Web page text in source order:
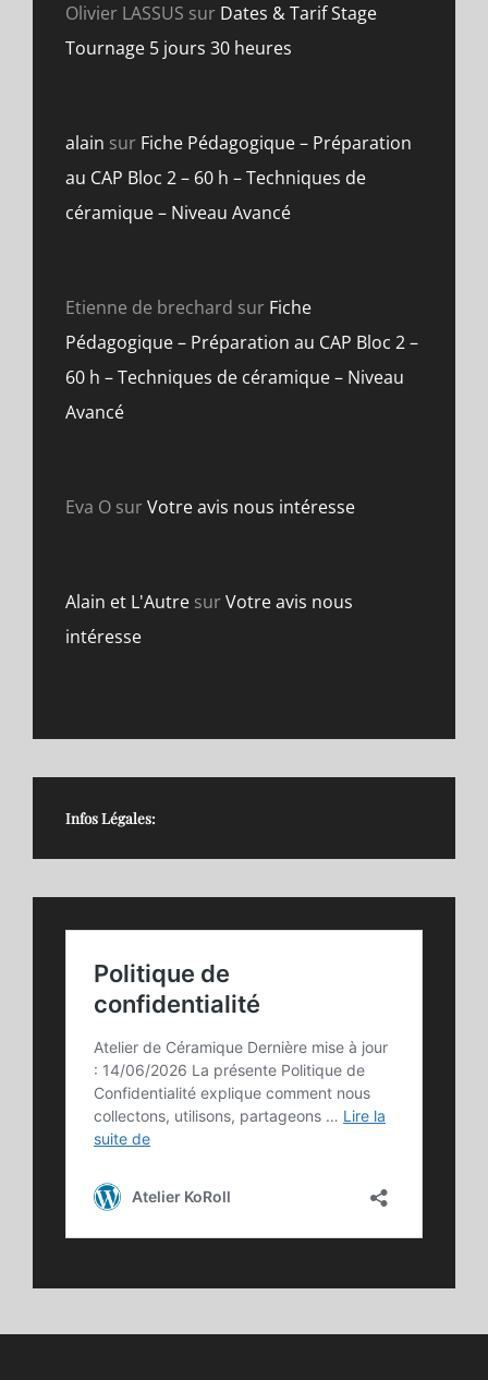
Olivier LASSUS sur Dates & Tarif Stage
Tournage 5 jours 30 heures
alain sur Fiche Pédagogique – Préparation
au CAP Bloc 2 – 60 h – Techniques de
céramique – Niveau Avancé
Etienne de brechard sur Fiche
Pédagogique – Préparation au CAP Bloc 2 –
60 h – Techniques de céramique – Niveau
Avancé
Eva O surVotre avis nous intéresse
Alain et L'Autre surVotre avis nous
intéresse
Infos Légales: